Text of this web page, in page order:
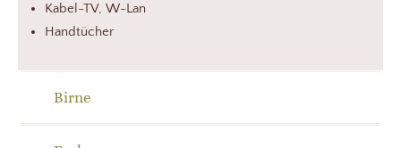
Kabel-TV, W-Lan
Handtücher
Birne